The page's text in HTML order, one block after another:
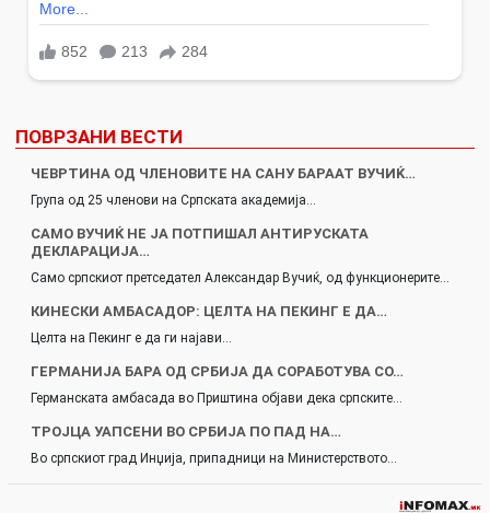
ПОВРЗАНИ ВЕСТИ
ЧЕВРТИНА ОД ЧЛЕНОВИТЕ НА САНУ БАРААТ ВУЧИЌ…
Група од 25 членови на Српската академија…
САМО ВУЧИЌ НЕ ЈА ПОТПИШАЛ АНТИРУСКАТА
ДЕКЛАРАЦИЈА…
Само српскиот претседател Александар Вучиќ, од функционерите…
КИНЕСКИ АМБАСАДОР: ЦЕЛТА НА ПЕКИНГ Е ДА…
Целта на Пекинг е да ги најави…
ГЕРМАНИЈА БАРА ОД СРБИЈА ДА СОРАБОТУВА СО…
Германската амбасада во Приштина објави дека српските…
ТРОЈЦА УАПСЕНИ ВО СРБИЈА ПО ПАД НА…
Во српскиот град Инџија, припадници на Министерството…